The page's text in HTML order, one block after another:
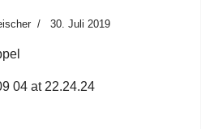
30. Juli 2019